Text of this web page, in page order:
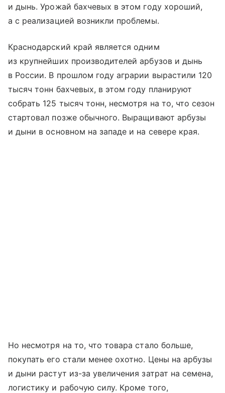
и дынь. Урожай бахчевых в этом году хороший,
а с реализацией возникли проблемы.
Краснодарский край является одним
из крупнейших производителей арбузов и дынь
в России. В прошлом году аграрии вырастили 120
тысяч тонн бахчевых, в этом году планируют
собрать 125 тысяч тонн, несмотря на то, что сезон
стартовал позже обычного. Выращивают арбузы
и дыни в основном на западе и на севере края.
Но несмотря на то, что товара стало больше,
покупать его стали менее охотно. Цены на арбузы
и дыни растут из-за увеличения затрат на семена,
логистику и рабочую силу. Кроме того,